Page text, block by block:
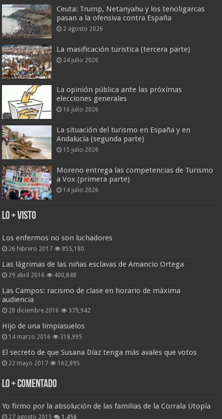
Ceuta: Trump, Netanyahu y los tenoligarcas
pasan a la ofensiva contra España
2 agosto 2026
La masificación turística (tercera parte)
24 julio 2026
La opinión pública ante las próximas
elecciones generales
16 julio 2026
La situación del turismo en España y en
Andalucía (segunda parte)
15 julio 2026
Moreno entrega las competencias de Turismo
a Vox (primera parte)
14 julio 2026
Lo + Visto
Los enfermos no son luchadores
26 febrero 2017 855,180
Las lágrimas de las niñas esclavas de Amancio Ortega
29 abril 2016 400,848
Las Campos: racismo de clase en horario de máxima
audiencia
28 diciembre 2016 379,942
Hijo de una limpiasuelos
14 marzo 2016 318,995
El secreto de que Susana Díaz tenga más avales que votos
22 mayo 2017 162,895
Lo + Comentado
Yo firmo por la absolución de las familias de la Corrala Utopía
27 agosto 2015 1.456